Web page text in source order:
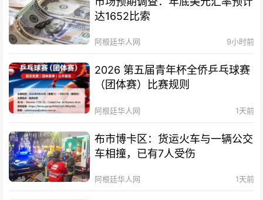
达1652比索
阿根廷华人网 9小时前
2026 第五届青年杯全侨乒乓球赛
（团体赛）比赛规则
阿根廷华人网 1天前
布市博卡区：货运火车与一辆公交
车相撞，已有7人受伤
阿根廷华人网 1天前